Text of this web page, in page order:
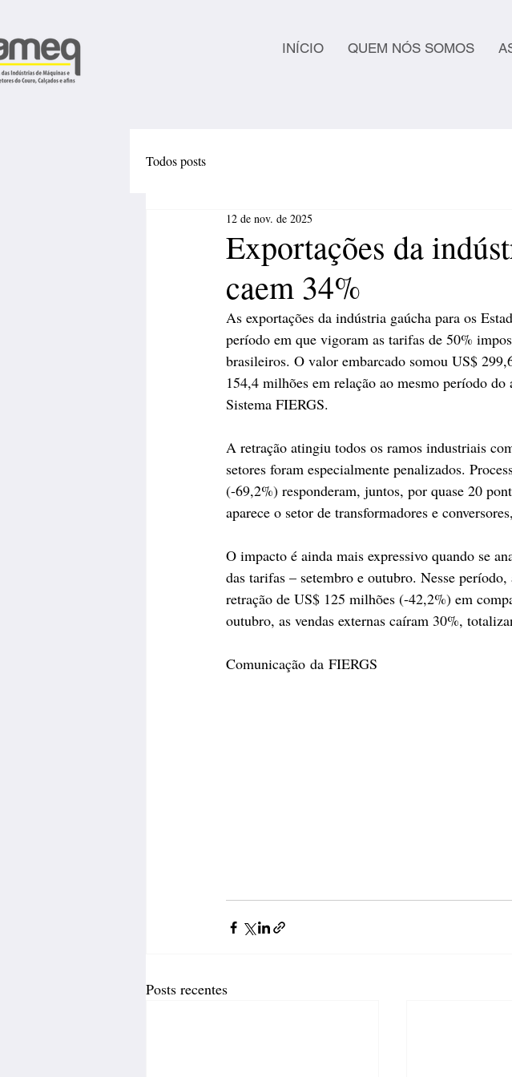
INÍCIO QUEM NÓS SOMOS
Todos posts
Exportações da
caem 34%
12 de nov. de 2025
As exportações da indústria gaúcha para os
período em que vigoram as tarifas de 50%
brasileiros. O valor embarcado somou US$
154,4 milhões em relação ao mesmo período
Sistema FIERGS.
A retração atingiu todos os ramos industriais
setores foram especialmente penalizados.
(-69,2%) responderam, juntos, por quase 20
aparece o setor de transformadores e
O impacto é ainda mais expressivo quando se
das tarifas – setembro e outubro. Nesse
retração de US$ 125 milhões (-42,2%) em
outubro, as vendas externas caíram 30%,
Comunicação da FIERGS
Posts recentes